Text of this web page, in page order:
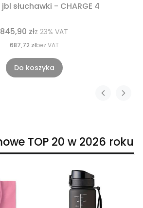
jbl słuchawki - CHARGE 4
845,90 złz 23% VAT
687,72 złbez VAT
Do koszyka
TOP 20 w 2026 roku